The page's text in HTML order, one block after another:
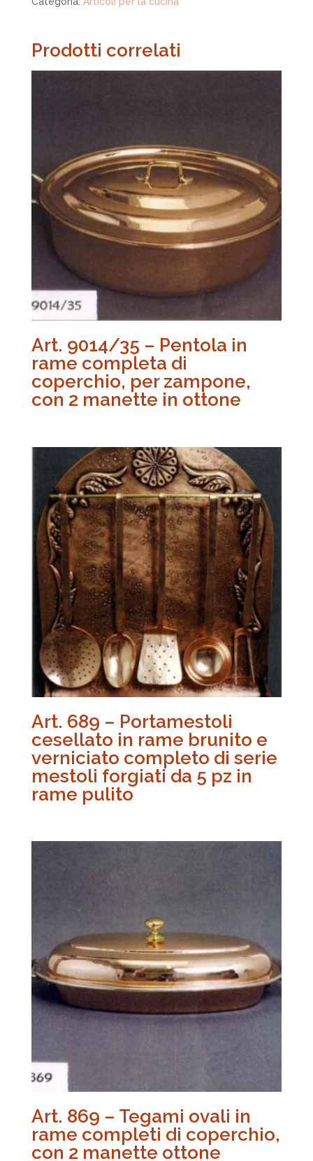
Prodotti correlati
Art. 9014/35 – Pentola in
rame completa di
coperchio, per zampone,
con 2 manette in ottone
Art. 689 – Portamestoli
cesellato in rame brunito e
verniciato completo di serie
mestoli forgiati da 5 pz in
rame pulito
Art. 869 – Tegami ovali in
rame completi di coperchio,
con 2 manette ottone